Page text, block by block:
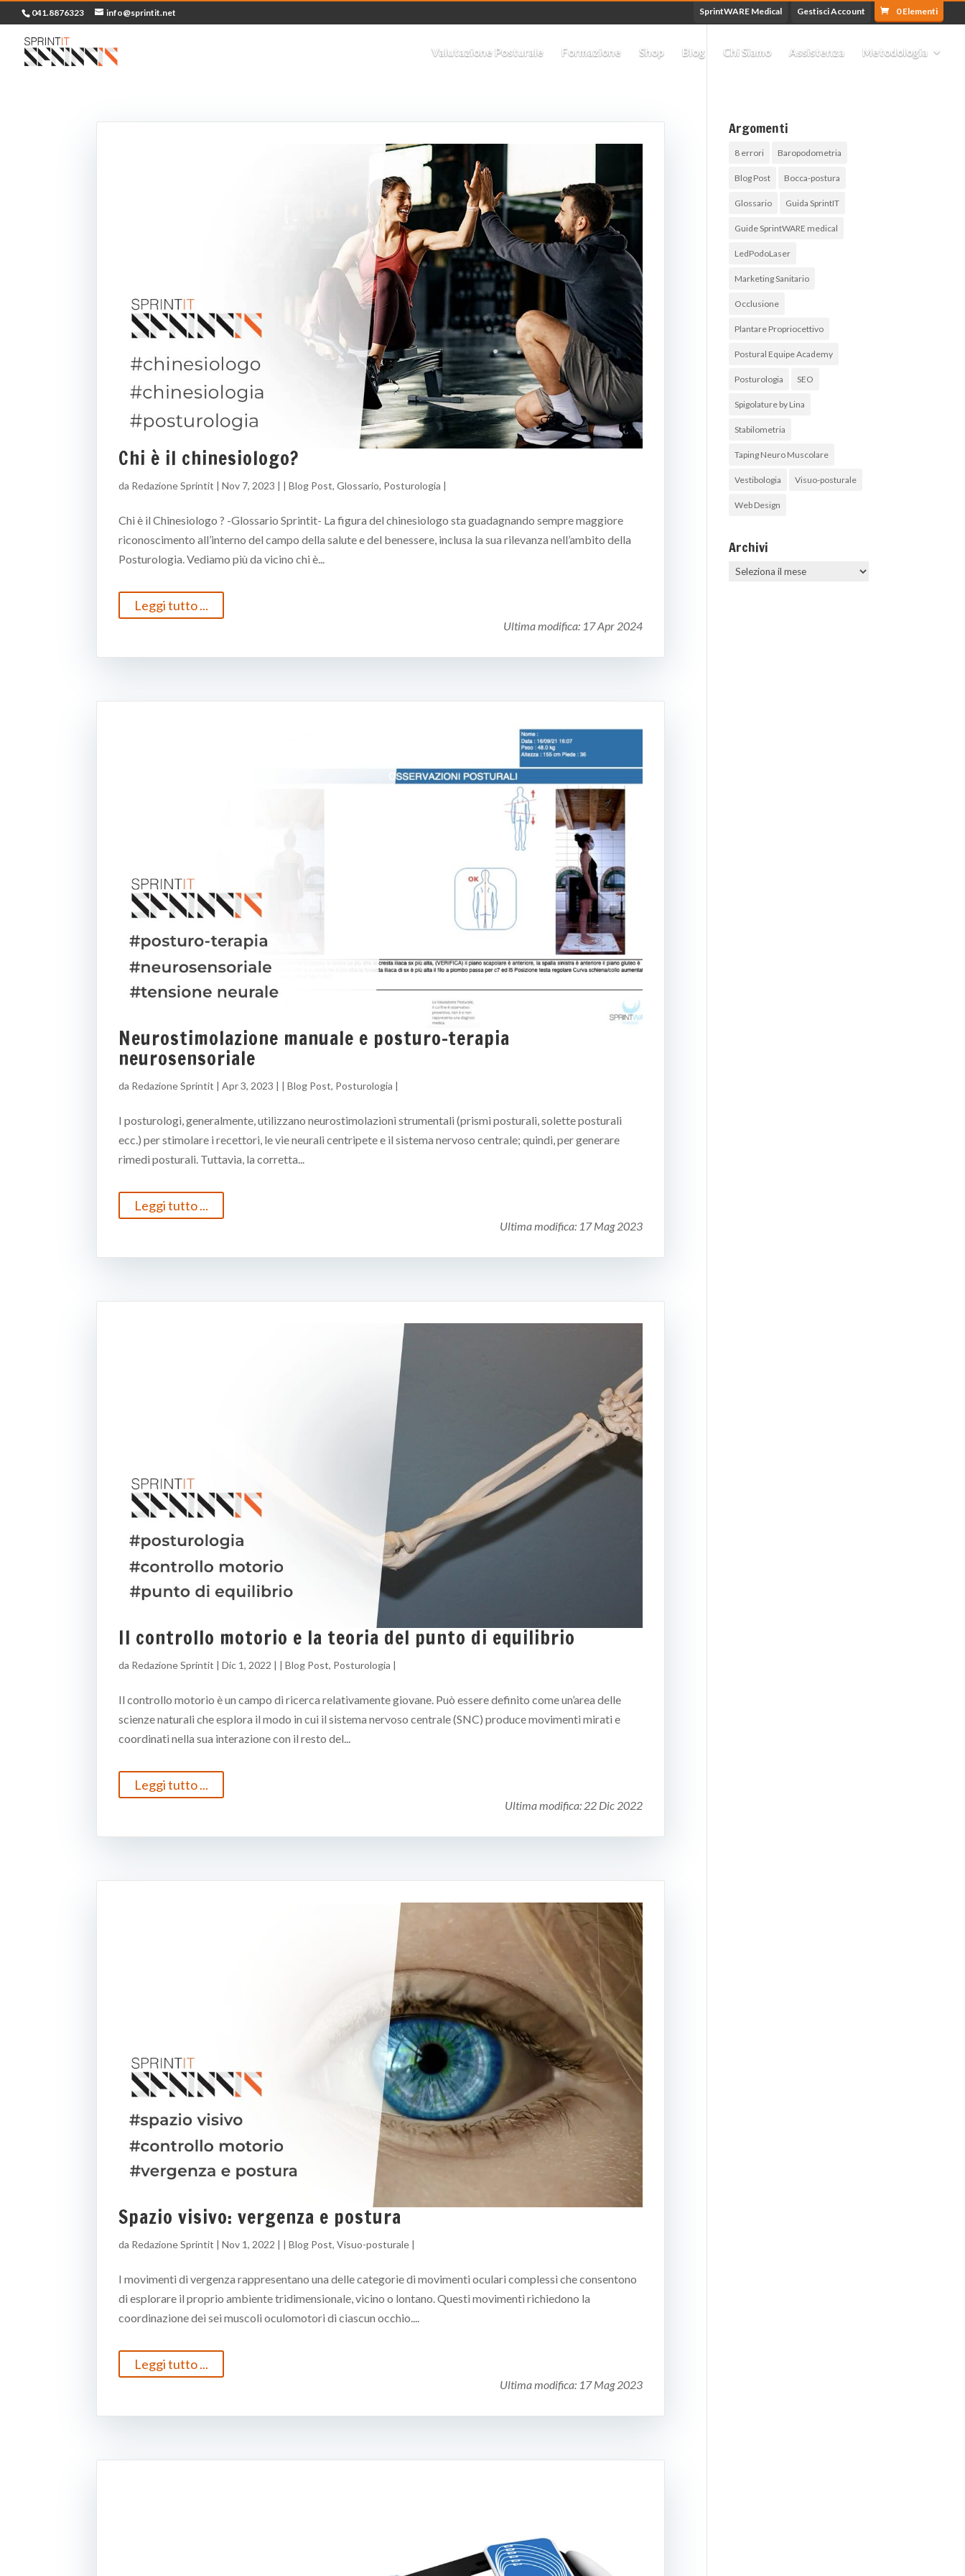
041.8876323 info@sprintit.net SprintWARE Medical Gestisci Account 0 Elementi
Valutazione Posturale Formazione Shop Blog Chi Siamo Assistenza Metodologia
Chi è il chinesiologo?
da Redazione Sprintit |Nov 7, 2023 | |Blog Post,Glossario, Posturologia |
Chi è il Chinesiologo ? -Glossario Sprintit- La figura del chinesiologo sta guadagnando sempre maggiore
riconoscimento all’interno del campo della salute e del benessere, inclusa la sua rilevanza nell’ambito della
Posturologia. Vediamo più da vicino chi è...
Leggi tutto ...
Ultima modifica: 17 Apr 2024
Neurostimolazione manuale e posturo-terapia
neurosensoriale
da Redazione Sprintit |Apr 3, 2023 | |Blog Post, Posturologia |
I posturologi, generalmente, utilizzano neurostimolazioni strumentali (prismi posturali, solette posturali
ecc.) per stimolare i recettori, le vie neurali centripete e il sistema nervoso centrale; quindi, per generare
rimedi posturali. Tuttavia, la corretta...
Leggi tutto ...
Ultima modifica: 17 Mag 2023
Il controllo motorio e la teoria del punto di equilibrio
da Redazione Sprintit |Dic 1, 2022 | |Blog Post, Posturologia |
Il controllo motorio è un campo di ricerca relativamente giovane. Può essere definito come un’area delle
scienze naturali che esplora il modo in cui il sistema nervoso centrale (SNC) produce movimenti mirati e
coordinati nella sua interazione con il resto del...
Leggi tutto ...
Ultima modifica: 22 Dic 2022
Spazio visivo: vergenza e postura
da Redazione Sprintit |Nov 1, 2022 | |Blog Post,Visuo-posturale |
I movimenti di vergenza rappresentano una delle categorie di movimenti oculari complessi che consentono
di esplorare il proprio ambiente tridimensionale, vicino o lontano. Questi movimenti richiedono la
coordinazione dei sei muscoli oculomotori di ciascun occhio....
Leggi tutto ...
Ultima modifica: 17 Mag 2023
Argomenti
8 errori Baropodometria
Blog Post Bocca-postura
Glossario Guida SprintIT
Guide SprintWARE medical
LedPodoLaser
Marketing Sanitario
Occlusione
Plantare Propriocettivo
Postural Equipe Academy
Posturologia SEO
Spigolature by Lina
Stabilometria
Taping Neuro Muscolare
Vestibologia Visuo-posturale
Web Design
Archivi
Archivi